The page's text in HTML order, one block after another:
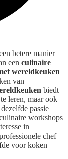
betere manier
een culinaire
wereldkeuken
van
biedt
leren, maar ook
passie
workshops
in
chef
voor koken